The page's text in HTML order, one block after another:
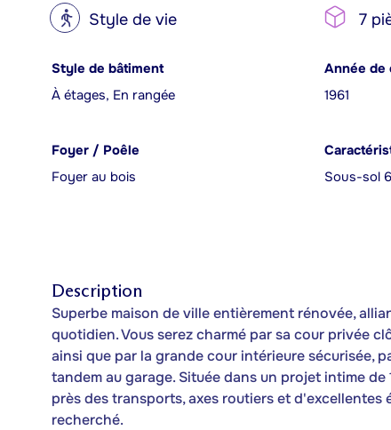
? Style de vie 7
Style de bâtiment
À étages, En rangée
Année de
1961
Foyer / Poêle
Foyer au bois
Sous-sol
Description
Superbe maison de ville entièrement rénovée,
quotidien. Vous serez charmé par sa cour privée
ainsi que par la grande cour intérieure sécurisée,
tandem au garage. Située dans un projet intime
près des transports, axes routiers et
recherché.